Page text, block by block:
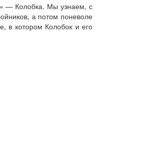
— Колобка. Мы узнаем, с
а потом поневоле
в котором Колобок и его